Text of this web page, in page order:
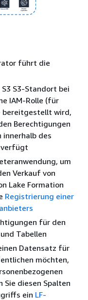
führt die
S3-Standort bei
IAM-Rolle (für
bereitgestellt wird,
Berechtigungen
des
verfügt
um
Verkauf von
Lake Formation
Registrierung einer
für den
Tabellen
Datensatz für
möchten,
Sie diesen Spalten
ein LF-